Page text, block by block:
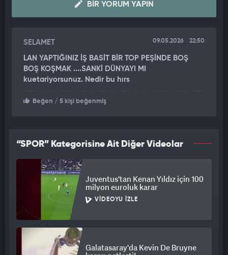
Görüntülerde, kavgayı ayırmaya çalışan bir kişinin takım
arkadaşına saldıran oyuncuya, "Ya Sado, yapma." diyerek
BIR YORUM YAPIN
SELAMET 09.05.2026 22:50
LAN YAPTIĞINIZ İŞ BASİT BİR TOP PEŞİNDE BOŞ
BOŞ KOŞMAK ....SANKİ DÜNYAYI MI
kuetariyorsunuz. Nedir bu hırs
Beğen / 5 kişi beğenmiş
“SPOR” Kategorisine Ait Diğer Videolar
Juventus'tan Kenan Yıldız için 100
milyon euroluk karar
VIDEOYU İZLE
Galatasaray'da Kevin De Bruyne